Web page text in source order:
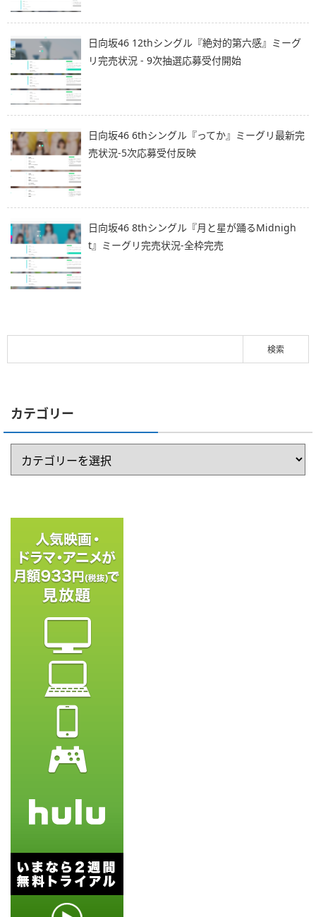
日向坂46 12thシングル『絶対的第六感』ミーグ
リ完売状況 - 9次抽選応募受付開始
日向坂46 6thシングル『ってか』ミーグリ最新完
売状況-5次応募受付反映
日向坂46 8thシングル『月と星が踊るMidnigh
t』ミーグリ完売状況-全枠完売
カテゴリー